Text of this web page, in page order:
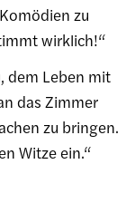
zu
wirklich!“
dem Leben mit
das Zimmer
zu bringen.
Witze ein.“